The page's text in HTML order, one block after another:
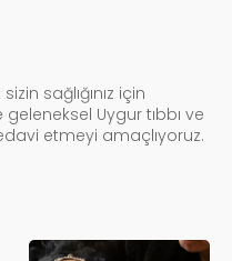
sağlığınız için
Uygur tıbbı ve
etmeyi amaçlıyoruz.